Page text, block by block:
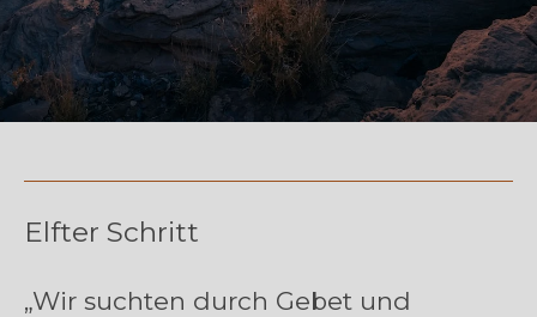
Elfter Schritt
„Wir suchten durch Gebet und